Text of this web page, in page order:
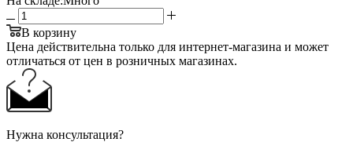
В корзину
Цена действительна только для интернет-магазина и может
отличаться от цен в розничных магазинах.
Нужна консультация?